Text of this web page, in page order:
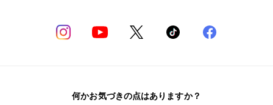
何かお気づきの点はありますか？